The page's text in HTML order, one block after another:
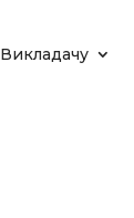
Викладачу